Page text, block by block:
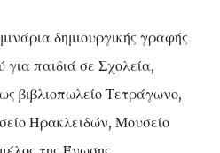
δημιουργικής γραφής
για παιδιά σε Σχολεία,
βιβλιοπωλείο Τετράγωνο,
Ηρακλειδών, Μουσείο